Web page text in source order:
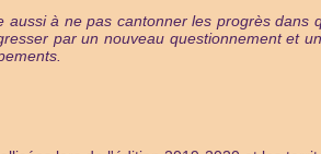
aussi à ne pas cantonner les progrès dans
par un nouveau questionnement et